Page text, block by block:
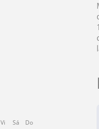
Vi Sá Do